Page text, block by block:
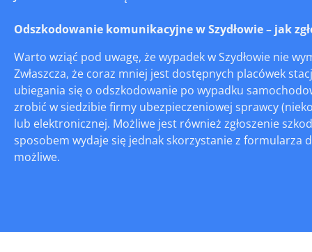
Odszkodowanie komunikacyjne w Szydłowie – jak
Warto wziąć pod uwagę, że wypadek w Szydłowie nie
Zwłaszcza, że coraz mniej jest dostępnych placówek
ubiegania się o odszkodowanie po wypadku
zrobić w siedzibie firmy ubezpieczeniowej sprawcy
lub elektronicznej. Możliwe jest również zgłoszenie
sposobem wydaje się jednak skorzystanie z
możliwe.